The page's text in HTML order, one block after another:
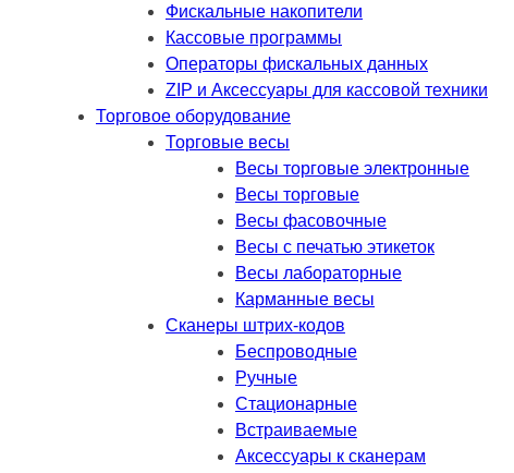
Фискальные накопители
Кассовые программы
Операторы фискальных данных
ZIP и Аксессуары для кассовой техники
Торговое оборудование
Торговые весы
Весы торговые электронные
Весы торговые
Весы фасовочные
Весы с печатью этикеток
Весы лабораторные
Карманные весы
Сканеры штрих-кодов
Беспроводные
Ручные
Стационарные
Встраиваемые
Аксессуары к сканерам